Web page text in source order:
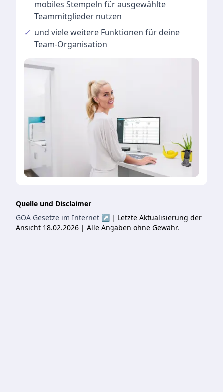
mobiles Stempeln für ausgewählte
Teammitglieder nutzen
✓ und vieleweitere Funktionen für deine
Team-Organisation
Quelle und Disclaimer
GOÄ Gesetze im Internet ↗ | Letzte Aktualisierung der
Ansicht 18.02.2026 | Alle Angaben ohne Gewähr.